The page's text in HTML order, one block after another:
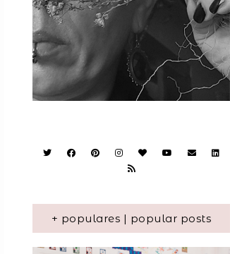
+ populares | popular posts